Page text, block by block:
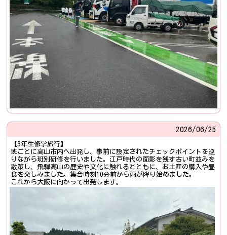
2026/06/25
【3年生修学旅行】
班ごとに高山市内へ出発し、事前に設定されたチェックポイントを巡
りながら班別研修を行いました。江戸時代の面影を残す古い町並みを
散策し、飛騨高山の歴史や文化に触れるとともに、お土産の購入や昼
食を楽しみました。集合時刻10分前から雨が降り始めました。
これから大阪に向かって出発します。